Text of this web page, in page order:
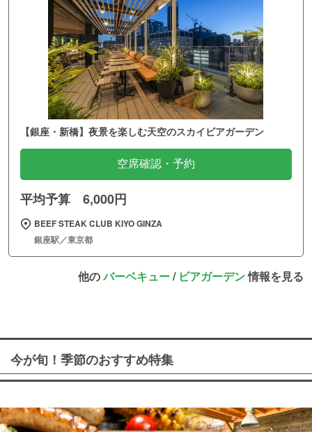
【銀座・新橋】夜景を楽しむ天空のスカイビアガーデン
空席確認・予約
平均予算 6,000円
BEEF STEAK CLUB KIYO GINZA
銀座駅／東京都
他のバーベキュー/ ビアガーデン情報を見る
今が旬！季節のおすすめ特集